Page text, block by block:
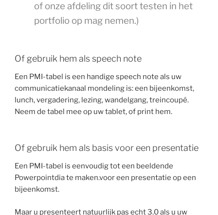
of onze afdeling dit soort testen in het
portfolio op mag nemen.)
Of gebruik hem als speech note
Een PMI-tabel is een handige speech note als uw
communicatiekanaal mondeling is: een bijeenkomst,
lunch, vergadering, lezing, wandelgang, treincoupé.
Neem de tabel mee op uw tablet, of print hem.
Of gebruik hem als basis voor een presentatie
Een PMI-tabel is eenvoudig tot een beeldende
Powerpointdia te maken.voor een presentatie op een
bijeenkomst.
Maar u presenteert natuurlijk pas echt 3.0 als u uw